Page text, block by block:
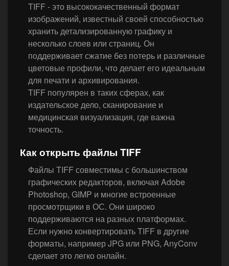
TIFF - это высококачественный формат
изображений, известный своей способностью
хранить детализированную графику и
несколько слоев или страниц. Он
поддерживает сжатие без потерь и различные
цветовые профили, что делает его идеальным
для печати и архивирования.
TIFF популярен в таких сферах, как
издательское дело, сканирование и
медицинская визуализация, где важна
точность.
Как открыть файлы TIFF
Файлы TIFF совместимы с большинством
графических редакторов, включая Adobe
Photoshop, GIMP и многие встроенные
просмотрщики в ОС. Они широко
поддерживаются на разных платформах.
Если нужно конвертировать TIFF в другие
форматы, например JPG или PNG, AnyConv
сделает это легко онлайн.